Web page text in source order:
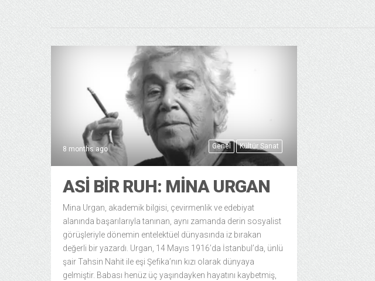
Genel Kültür Sanat
8 months ago
ASI BIR RUH: MINA URGAN
Mina Urgan, akademik bilgisi, çevirmenlik ve edebiyat
alanında başarılarıyla tanınan, aynı zamanda derin sosyalist
görüşleriyle dönemin entelektüel dünyasında iz bırakan
değerli bir yazardı. Urgan, 14 Mayıs 1916’da İstanbul’da, ünlü
şair Tahsin Nahit ile eşi Şefika’nın kızı olarak dünyaya
gelmiştir. Babası henüz üç yaşındayken hayatını kaybetmiş,